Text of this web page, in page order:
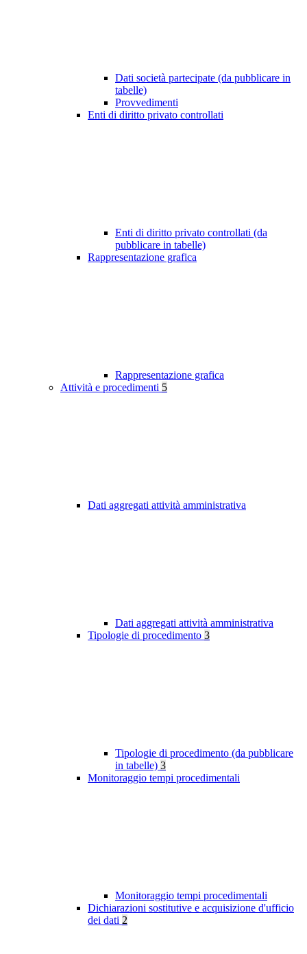
Dati società partecipate (da pubblicare in
tabelle)
Provvedimenti
Enti di diritto privato controllati
Enti di diritto privato controllati (da
pubblicare in tabelle)
Rappresentazione grafica
Rappresentazione grafica
Attività e procedimenti 5
Dati aggregati attività amministrativa
Dati aggregati attività amministrativa
Tipologie di procedimento 3
Tipologie di procedimento (da pubblicare
in tabelle) 3
Monitoraggio tempi procedimentali
Monitoraggio tempi procedimentali
Dichiarazioni sostitutive e acquisizione d'ufficio
dei dati 2